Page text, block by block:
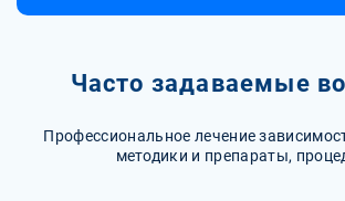
Часто задаваемые
Профессиональное лечение
методики и препараты,